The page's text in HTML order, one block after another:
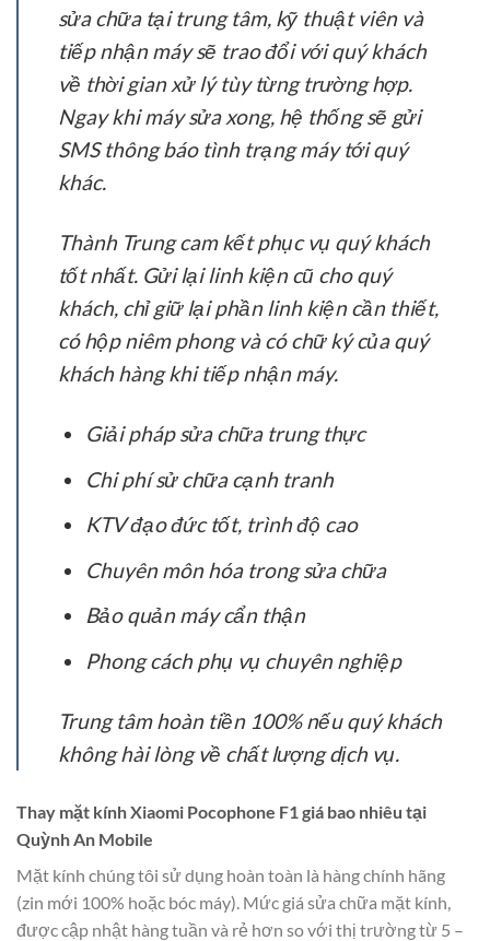
sửa chữa tại trung tâm, kỹ thuật viên và
tiếp nhận máy sẽ trao đổi với quý khách
về thời gian xử lý tùy từng trường hợp.
Ngay khi máy sửa xong, hệ thống sẽ gửi
SMS thông báo tình trạng máy tới quý
khác.
Thành Trung cam kết phục vụ quý khách
tốt nhất. Gửi lại linh kiện cũ cho quý
khách, chỉ giữ lại phần linh kiện cần thiết,
có hộp niêm phong và có chữ ký của quý
khách hàng khi tiếp nhận máy.
Giải pháp sửa chữa trung thực
Chi phí sử chữa cạnh tranh
KTV đạo đức tốt, trình độ cao
Chuyên môn hóa trong sửa chữa
Bảo quản máy cẩn thận
Phong cách phụ vụ chuyên nghiệp
Trung tâm hoàn tiền 100% nếu quý khách
không hài lòng về chất lượng dịch vụ.
Thay mặt kính Xiaomi Pocophone F1 giá bao nhiêu tại
Quỳnh An Mobile
Mặt kính chúng tôi sử dụng hoàn toàn là hàng chính hãng
(zin mới 100% hoặc bóc máy). Mức giá sửa chữa mặt kính,
được cập nhật hàng tuần và rẻ hơn so với thị trường từ 5 –